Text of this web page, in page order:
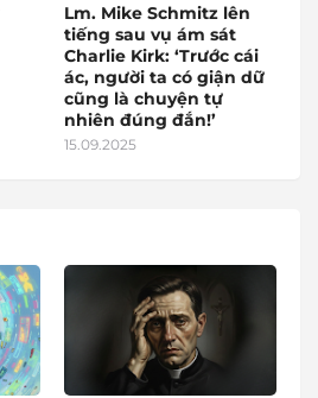
Lm. Mike Schmitz lên
tiếng sau vụ ám sát
Charlie Kirk: ‘Trước cái
ác, người ta có giận dữ
cũng là chuyện tự
nhiên đúng đắn!’
15.09.2025